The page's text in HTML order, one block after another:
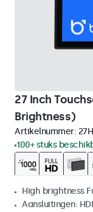
27 Inch
Brightness)
Artikelnummer:
100+ stuks
High brightness
Aansluitingen: